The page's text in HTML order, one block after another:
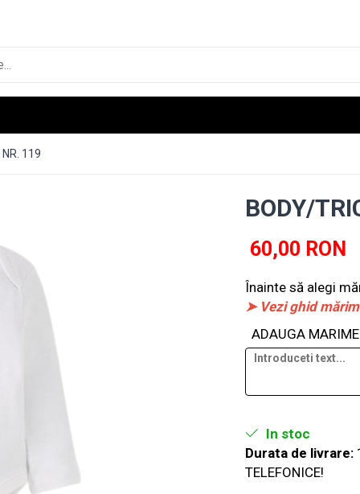
119
BODY/
60,00 RON
Înainte să alegi
➤ Vezi ghid
ADAUGA
In stoc
Durata de livrare:
TELEFONICE!